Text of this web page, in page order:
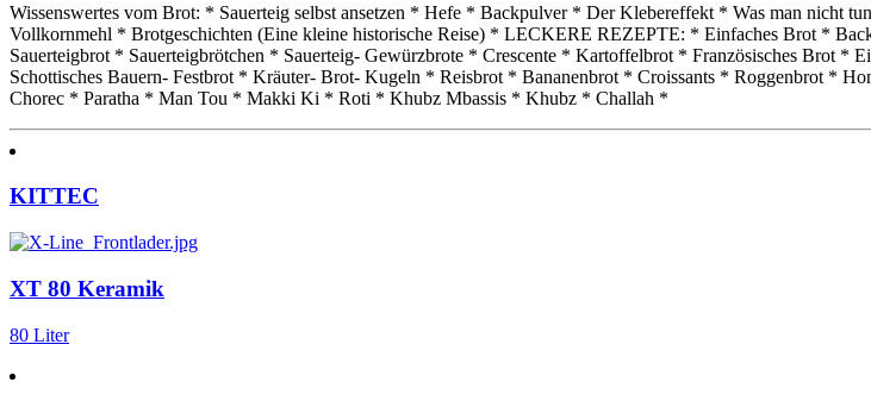
Wissenswertes vom Brot: * Sauerteig selbst ansetzen * Hefe * Backpulver * Der Klebereffekt * Was man nicht
Vollkornmehl * Brotgeschichten (Eine kleine historische Reise) * LECKERE REZEPTE: * Einfaches Brot *
Sauerteigbrot * Sauerteigbrötchen * Sauerteig- Gewürzbrote * Crescente * Kartoffelbrot * Französisches Brot *
Schottisches Bauern- Festbrot * Kräuter- Brot- Kugeln * Reisbrot * Bananenbrot * Croissants * Roggenbrot *
Chorec * Paratha * Man Tou * Makki Ki * Roti * Khubz Mbassis * Khubz * Challah *
KITTEC
XT 80 Keramik
80 Liter